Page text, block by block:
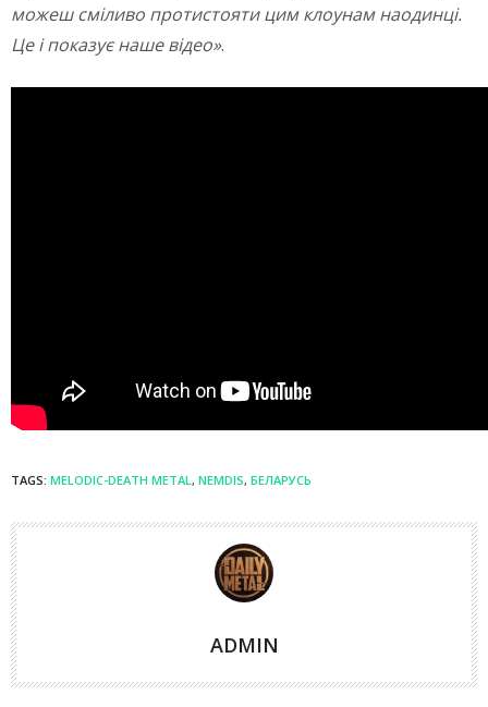
можеш сміливо протистояти цим клоунам наодинці.
Це і показує наше відео».
TAGS: MELODIC-DEATH METAL , NEMDIS, БЕЛАРУСЬ
ADMIN